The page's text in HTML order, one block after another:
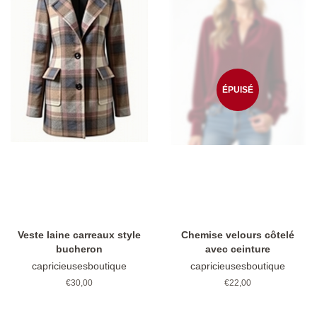
Veste laine carreaux style
bucheron
capricieusesboutique
Prix
€30,00
ÉPUISÉ
Chemise velours côtelé
avec ceinture
capricieusesboutique
Prix
€22,00